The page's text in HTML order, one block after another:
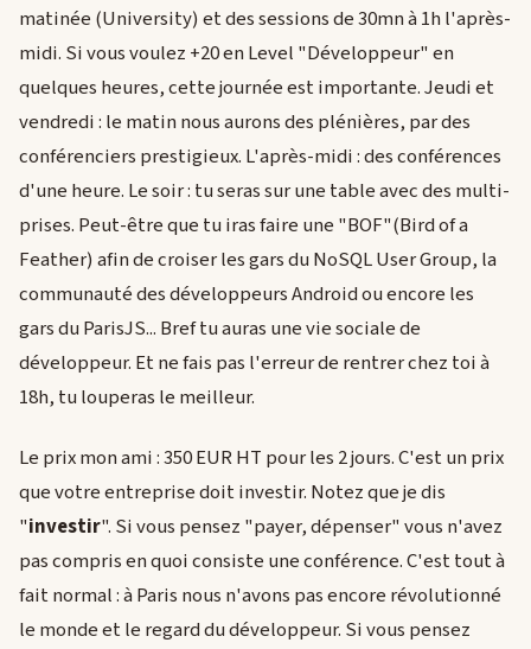
matinée (University) et des sessions de 30mn à 1h l'après-
midi. Si vous voulez +20 en Level "Développeur" en
quelques heures, cette journée est importante. Jeudi et
vendredi : le matin nous aurons des plénières, par des
conférenciers prestigieux. L'après-midi : des conférences
d'une heure. Le soir : tu seras sur une table avec des multi-
prises. Peut-être que tu iras faire une "BOF"(Bird of a
Feather) afin de croiser les gars du NoSQL User Group, la
communauté des développeurs Android ou encore les
gars du ParisJS... Bref tu auras une vie sociale de
développeur. Et ne fais pas l'erreur de rentrer chez toi à
18h, tu louperas le meilleur.
Le prix mon ami : 350 EUR HT pour les 2 jours. C'est un prix
que votre entreprise doit investir. Notez que je dis
"investir". Si vous pensez "payer, dépenser" vous n'avez
pas compris en quoi consiste une conférence. C'est tout à
fait normal : à Paris nous n'avons pas encore révolutionné
le monde et le regard du développeur. Si vous pensez